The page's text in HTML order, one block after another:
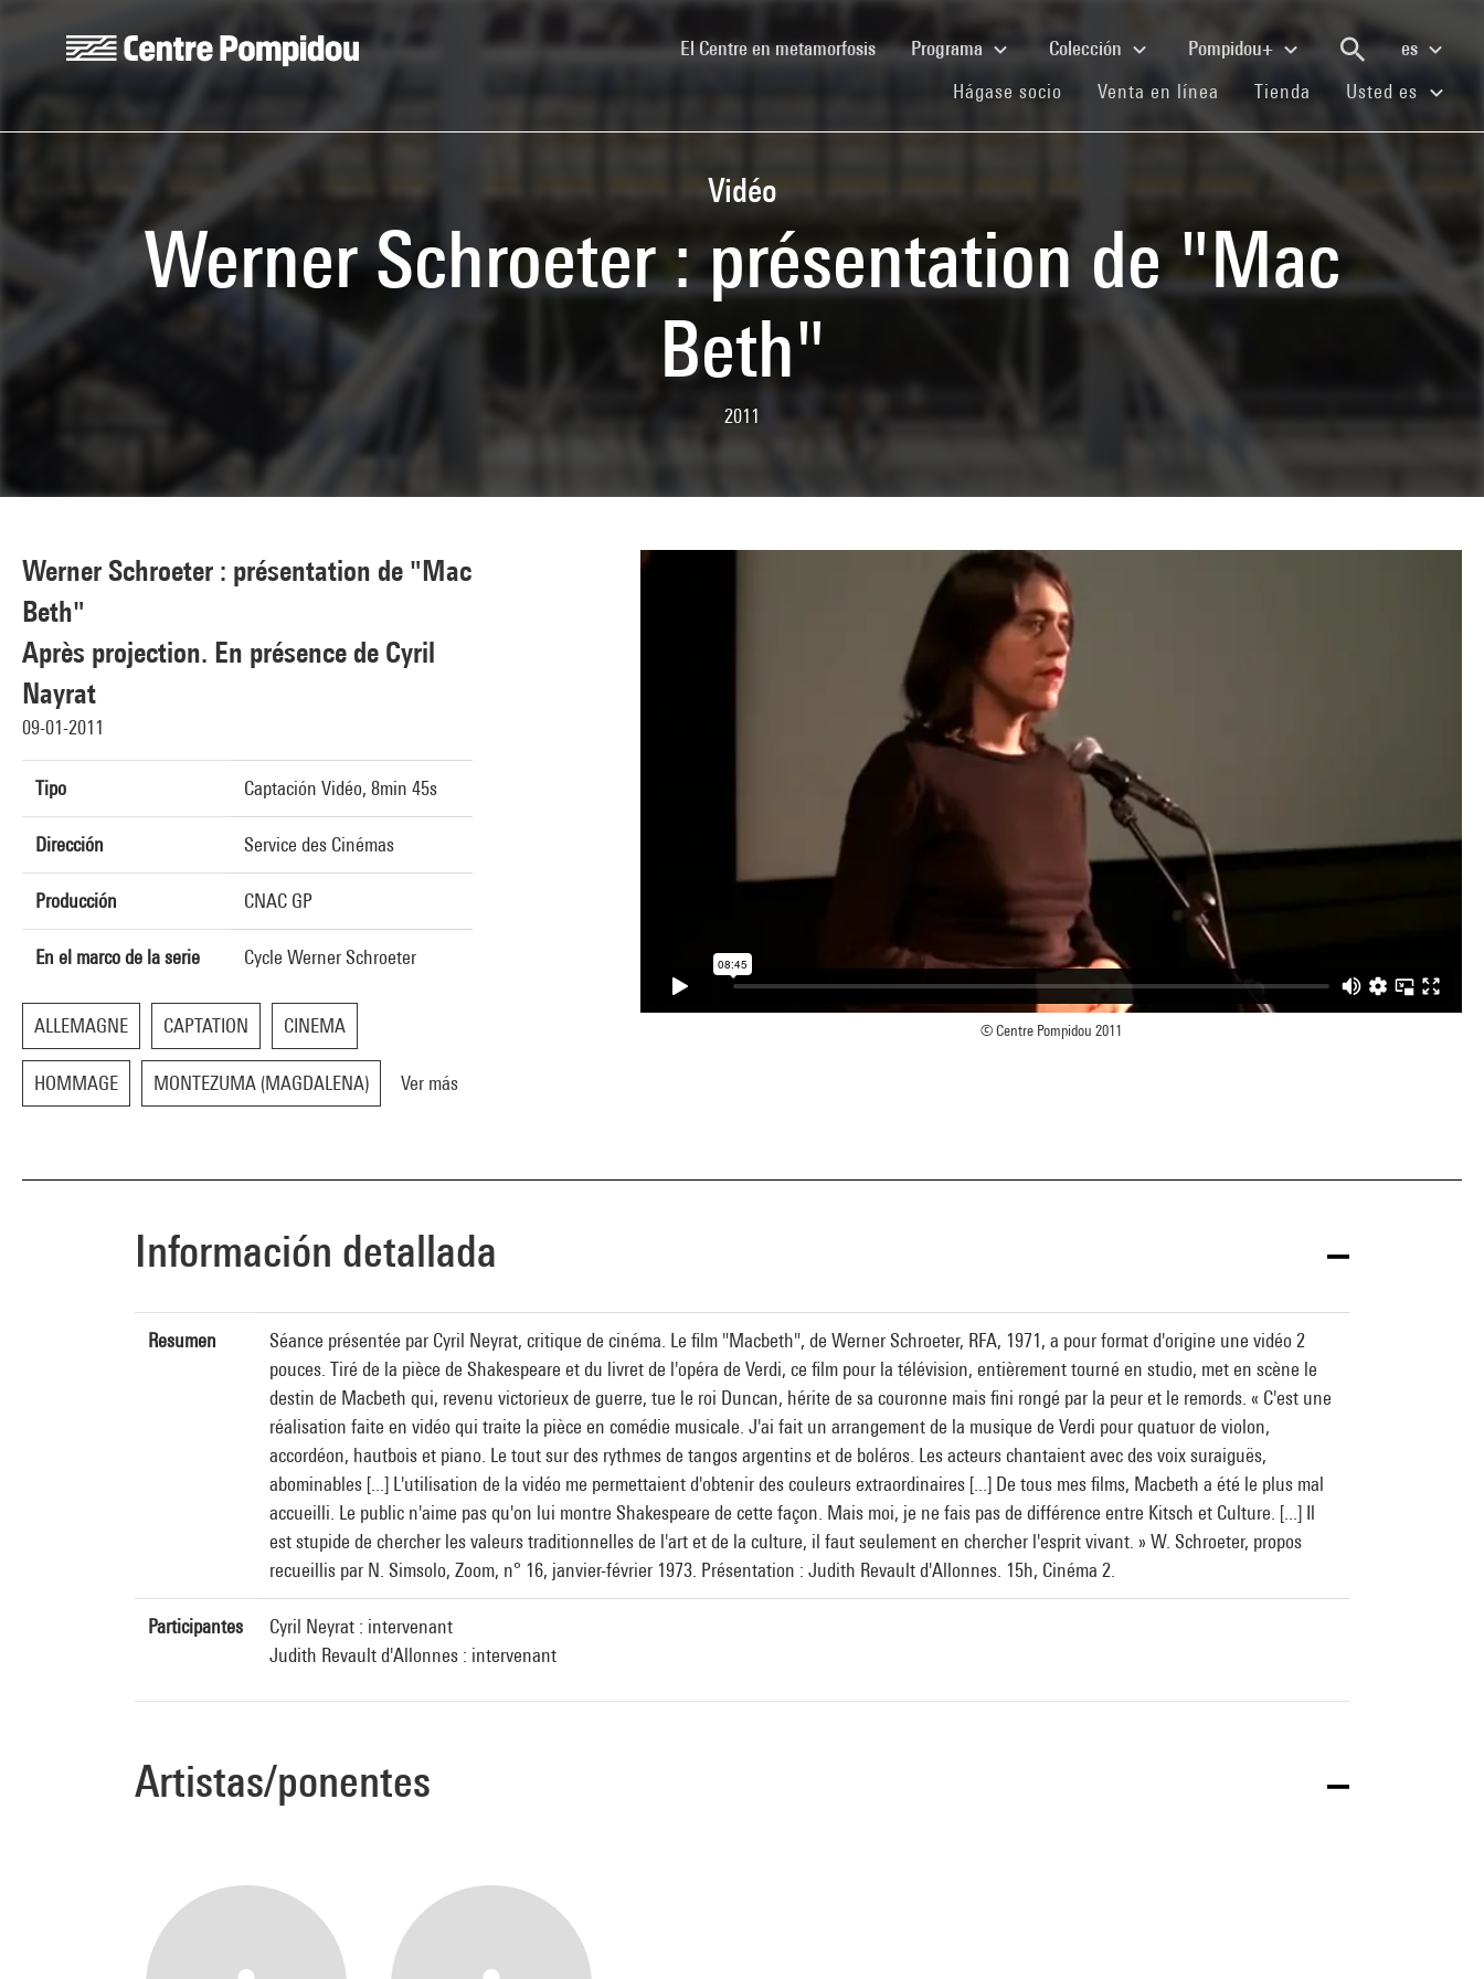
El Centre en metamorfosis(current)Programa Colección Pompidou+
es
Hágase socio (current)
Venta en línea (current)
Tienda (current)
Usted es
Vidéo
Werner Schroeter : présentation de "Mac
Beth"
2011
Werner Schroeter : présentation de "Mac
Beth"
Après projection. En présence de Cyril
Nayrat
09-01-2011
Tipo Captación Vidéo, 8min 45s
Dirección Service des Cinémas
Producción CNAC GP
En el marco de la serie Cycle Werner Schroeter
ALLEMAGNE CAPTATION CINEMA
HOMMAGE MONTEZUMA (MAGDALENA) Ver más
© Centre Pompidou 2011
Información detallada
Resumen
Séance présentée par Cyril Neyrat, critique de cinéma. Le film "Macbeth", de Werner Schroeter, RFA, 1971, a pour format d'origine une vidéo 2
pouces. Tiré de la pièce de Shakespeare et du livret de l'opéra de Verdi, ce film pour la télévision, entièrement tourné en studio, met en scène le
destin de Macbeth qui, revenu victorieux de guerre, tue le roi Duncan, hérite de sa couronne mais fini rongé par la peur et le remords. « C'est une
réalisation faite en vidéo qui traite la pièce en comédie musicale. J'ai fait un arrangement de la musique de Verdi pour quatuor de violon,
accordéon, hautbois et piano. Le tout sur des rythmes de tangos argentins et de boléros. Les acteurs chantaient avec des voix suraiguës,
abominables [...] L'utilisation de la vidéo me permettaient d'obtenir des couleurs extraordinaires [...] De tous mes films, Macbeth a été le plus mal
accueilli. Le public n'aime pas qu'on lui montre Shakespeare de cette façon. Mais moi, je ne fais pas de différence entre Kitsch et Culture. [...] Il
est stupide de chercher les valeurs traditionnelles de l'art et de la culture, il faut seulement en chercher l'esprit vivant. » W. Schroeter, propos
recueillis par N. Simsolo, Zoom, n° 16, janvier-février 1973. Présentation : Judith Revault d'Allonnes. 15h, Cinéma 2.
Participantes
Cyril Neyrat : intervenant
Judith Revault d'Allonnes : intervenant
Artistas/ponentes